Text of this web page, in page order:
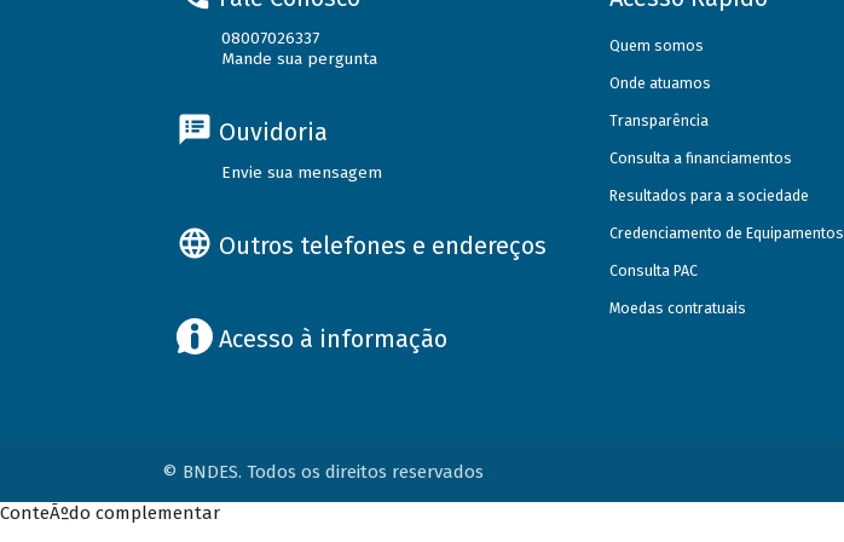
08007026337
Mande sua pergunta
Ouvidoria
Envie sua mensagem
Outros telefones e endereços
Acesso à informação
Quem somos
Onde atuamos
Transparência
Consulta a financiamentos
Resultados para a sociedade
Credenciamento de Equipamentos
Consulta PAC
Moedas contratuais
© BNDES. Todos os direitos reservados
ConteÃºdo complementar